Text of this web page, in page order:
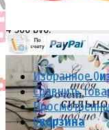
избранное сравнить
4 500 руб.
Избранное 0
Сравнить
0корзина